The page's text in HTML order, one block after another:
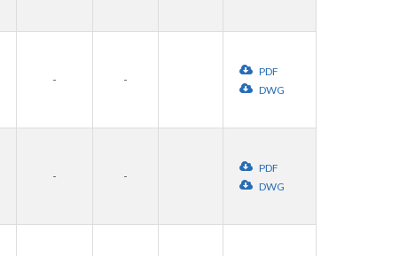
- -
PDF
DWG
- -
PDF
DWG